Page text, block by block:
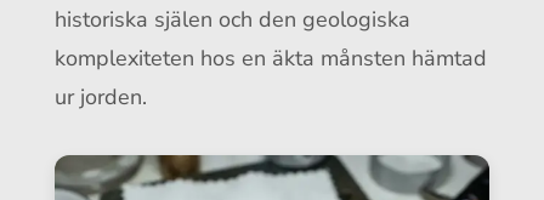
historiska själen och den geologiska
komplexiteten hos en äkta månsten hämtad
ur jorden.